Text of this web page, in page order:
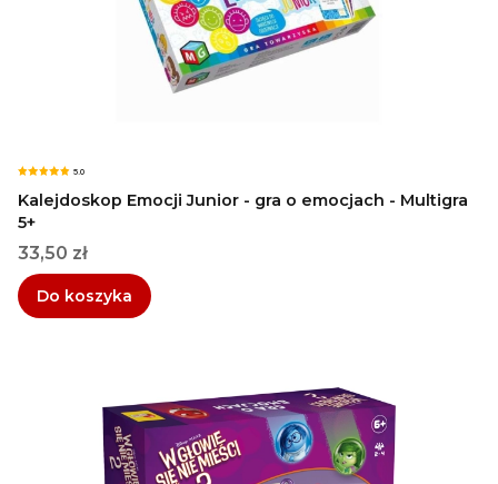
5.0
Kalejdoskop Emocji Junior - gra o emocjach - Multigra
5+
Cena
33,50 zł
Do koszyka